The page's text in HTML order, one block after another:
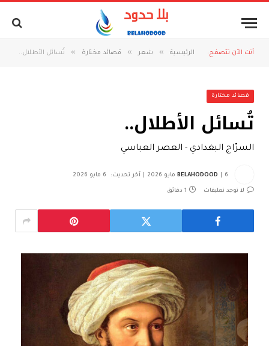
أنت الآن تتصفح: الرئيسية » شعر » قصائد مختارة » تُسائل الأطلال..
قصائد مختارة
تُسائل الأطلال..
السرّاج البغدادي - العصر العباسي
BELAHODOOD 6 مايو 2026 آخر تحديث: 6 مايو 2026
لا توجد تعليقات 1 دقائق